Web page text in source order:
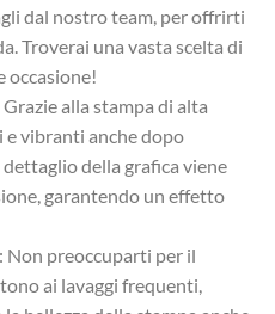
dal nostro team, per offrirti
Troverai una vasta scelta di
occasione!
Grazie alla stampa di alta
vibranti anche dopo
della grafica viene
garantendo un effetto
: Non preoccuparti per il
ai lavaggi frequenti,